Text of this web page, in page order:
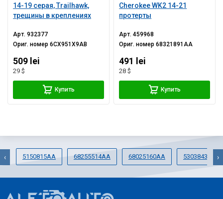
14-19 серая, Trailhawk,
трещины в креплениях
Арт.932377
Ориг. номер6CX951X9AB
509 lei
29 $
Купить
Cherokee WK2 14-21
протерты
Арт.459968
Ориг. номер68321891AA
491 lei
28 $
Купить
5150815AA 68255514AA 68025160AA 5303843AE
‹ ›